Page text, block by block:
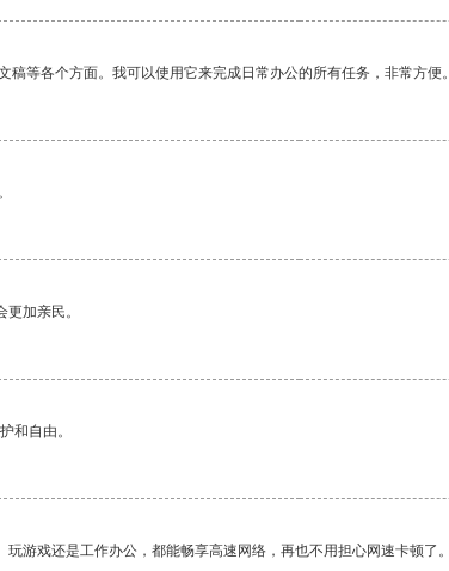
等各个方面。我可以使用它来完成日常办公的所有任务，非常方便。
加亲民。
和自由。
游戏还是工作办公，都能畅享高速网络，再也不用担心网速卡顿了。